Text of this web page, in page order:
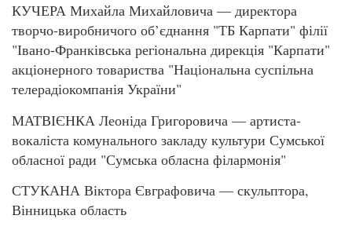
КУЧЕРА Михайла Михайловича — директора
творчо-виробничого об’єднання "ТБ Карпати" філії
"Івано-Франківська регіональна дирекція "Карпати"
акціонерного товариства "Національна суспільна
телерадіокомпанія України"
МАТВІЄНКА Леоніда Григоровича — артиста-
вокаліста комунального закладу культури Сумської
обласної ради "Сумська обласна філармонія"
СТУКАНА Віктора Євграфовича — скульптора,
Вінницька область